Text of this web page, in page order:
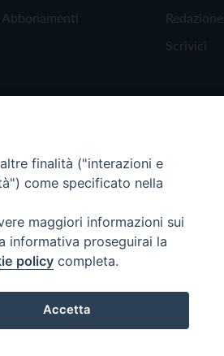
Abbonamenti
Redazione
Scrivici
finalità ("interazioni e
come specificato nella
maggiori informazioni sui
informativa proseguirai la
policy completa.
Accetta